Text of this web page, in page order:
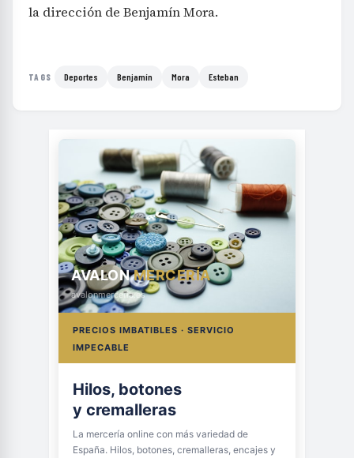
la dirección de Benjamín Mora.
TAGS Deportes Benjamín Mora Esteban
AVALONMERCERÍA
avalonmerceria.es
PRECIOS IMBATIBLES · SERVICIO
IMPECABLE
Hilos, botones
y cremalleras
La mercería online con más variedad de
España. Hilos, botones, cremalleras, encajes y